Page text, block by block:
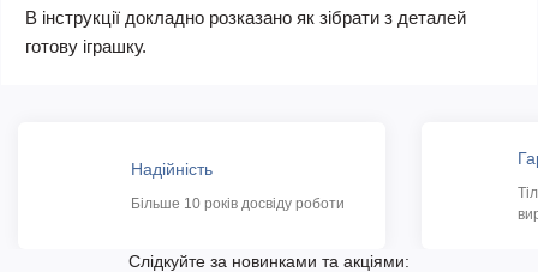
В інструкції докладно розказано як зібрати з деталей
готову іграшку.
Надійність
Більше 10 років досвіду роботи
Слідкуйте за новинками та акціями: